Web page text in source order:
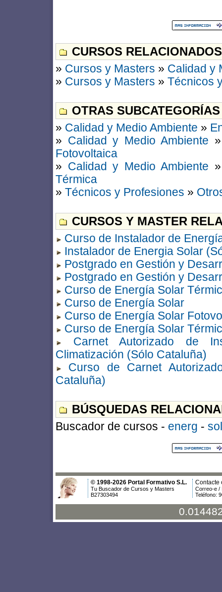
CURSOS
» Cursos y Masters » Calidad y
» Cursos y Masters » Técnicos
OTRAS
» Calidad y Medio Ambiente »
» Calidad y Medio Ambiente
Fotovoltaica
» Calidad y Medio Ambiente
Térmica
» Técnicos y Profesiones »
CURSOS Y MASTER
Curso de Instalador de
Instalador de Energia Solar
Postgrado en Gestión y
Postgrado en Gestión y
Curso de Energía Solar
Curso de Energía Solar
Curso de Energía Solar
Curso de Energía Solar
Carnet Autorizado de
Climatización (Sólo Cataluña)
Curso de Carnet
Cataluña)
BÚSQUEDAS
Buscador de cursos - energ -
© 1998-2026 Portal Formativo S.L.
Tu Buscador de Cursos y Masters
B27303494
Contacte
Correo-e /
Teléfono: